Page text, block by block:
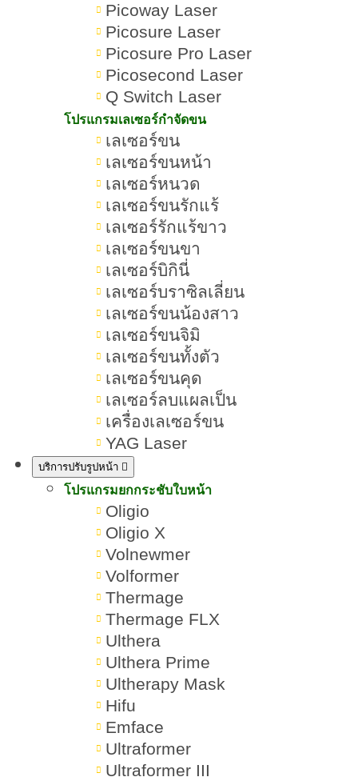
Picoway Laser
Picosure Laser
Picosure Pro Laser
Picosecond Laser
Q Switch Laser
โปรแกรมเลเซอร์กำจัดขน
เลเซอร์ขน
เลเซอร์ขนหน้า
เลเซอร์หนวด
เลเซอร์ขนรักแร้
เลเซอร์รักแร้ขาว
เลเซอร์ขนขา
เลเซอร์บิกินี่
เลเซอร์บราซิลเลี่ยน
เลเซอร์ขนน้องสาว
เลเซอร์ขนจิมิ
เลเซอร์ขนทั้งตัว
เลเซอร์ขนคุด
เลเซอร์ลบแผลเป็น
เครื่องเลเซอร์ขน
YAG Laser
บริการปรับรูปหน้า
โปรแกรมยกกระชับใบหน้า
Oligio
Oligio X
Volnewmer
Volformer
Thermage
Thermage FLX
Ulthera
Ulthera Prime
Ultherapy Mask
Hifu
Emface
Ultraformer
Ultraformer III
»
โปรแกรม
เลเซอร์
กำจัดขน
»
แตกต่างจากเลเซอร์กำจัด
ขนชนิดอื่นอย่างไร
สารบัญเนื้อหา Dynamic Tech
Dynamic Tech คืออะไร เลเซอร์
กำจัดขน กี่ครั้งเห็นผล
เลเซอร์กำจัดขน Dynamic Tech คือ
หลักการทำงานของเลเซอร์กำจัดขน
Dynamic Tech
Dynamic Tech ต่างจากเลเซอร์อื่น
อย่างไร
เลเซอร์ Dynamic Tech ช่วยกำจัด
ขนจุดไหนได้บ้าง
เลเซอร์กำจัดขน Dynamic Tech
ช่วยอะไรบ้าง
จุดเด่นของเลเซอร์กำจัดขน
Dynamic Tech
เลเซอร์กำจัดขน Dynamic Tech กี่
ครั้งเห็นผล
เลเซอร์ขน Dynamic Tech อยู่ได้